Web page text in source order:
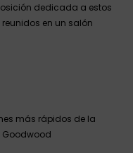
dedicada a estos
en un salón
más rápidos de la
Goodwood